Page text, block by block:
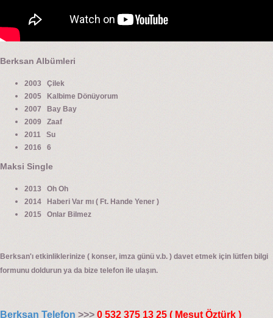
Berksan Albümleri
2003 Çilek
2005 Kalbime Dönüyorum
2007 Bay Bay
2009 Zaaf
2011 Su
2016 6
Maksi Single
2013 Oh Oh
2014 Haberi Var mı ( Ft. Hande Yener )
2015 Onlar Bilmez
Berksan'ı etkinliklerinize ( konser, imza günü v.b. ) davet etmek için lütfen bilgi
formunu doldurun ya da bize telefon ile ulaşın.
Berksan Telefon >>> 0 532 375 13 25 ( Mesut Öztürk )